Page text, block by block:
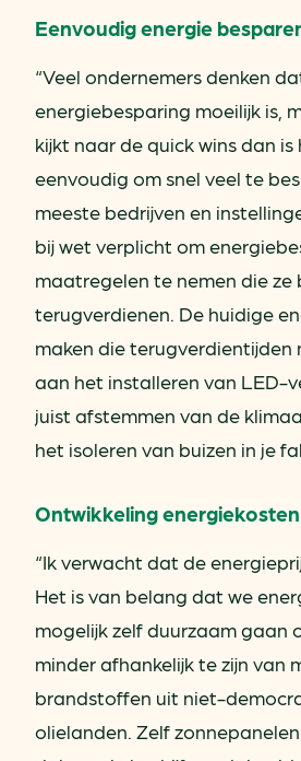
Eenvoudig energie
“Veel ondernemers denken
energiebesparing moeilijk is,
kijkt naar de quick wins dan is
eenvoudig om snel veel te
meeste bedrijven en
bij wet verplicht om
maatregelen te nemen die ze
terugverdienen. De huidige
maken die terugverdientijden
aan het installeren van LED-
juist afstemmen van de
het isoleren van buizen in je
Ontwikkeling
“Ik verwacht dat de
Het is van belang dat we
mogelijk zelf duurzaam gaan
minder afhankelijk te zijn van
brandstoffen uit niet-
olielanden. Zelf